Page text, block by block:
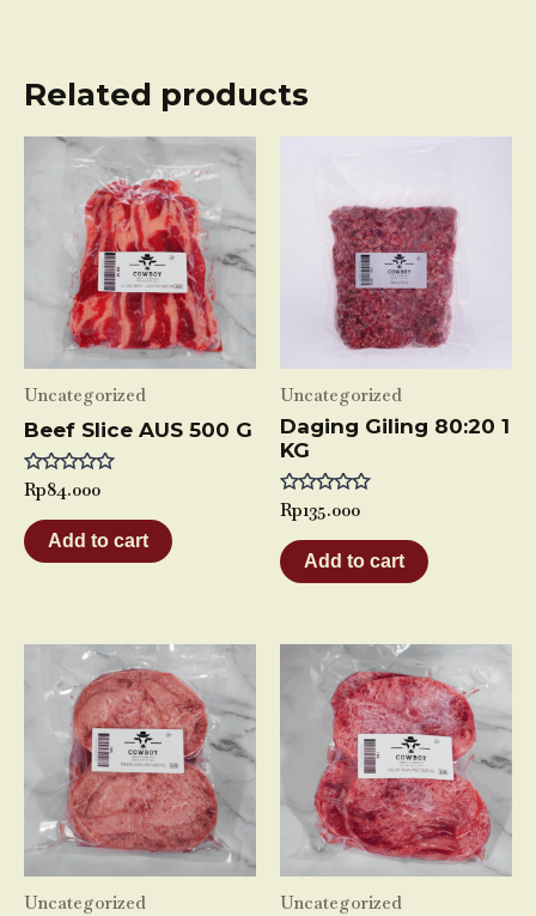
Related products
Uncategorized
Beef Slice AUS 500 G
Rated
out
of
5
Rp84.000
Add to cart
Uncategorized
Daging Giling 80:20 1
KG
Rated
out
of
5
Rp135.000
Add to cart
Uncategorized Uncategorized